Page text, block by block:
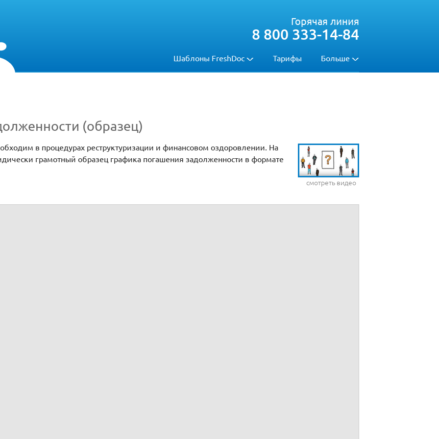
Шаблоны FreshDoc Тарифы Больше
Горячая линия
8 800 333-14-84
(образец)
смотреть видео
в процедурах реструктуризации и финансовом оздоровлении. На
грамотный образец графика погашения задолженности в формате